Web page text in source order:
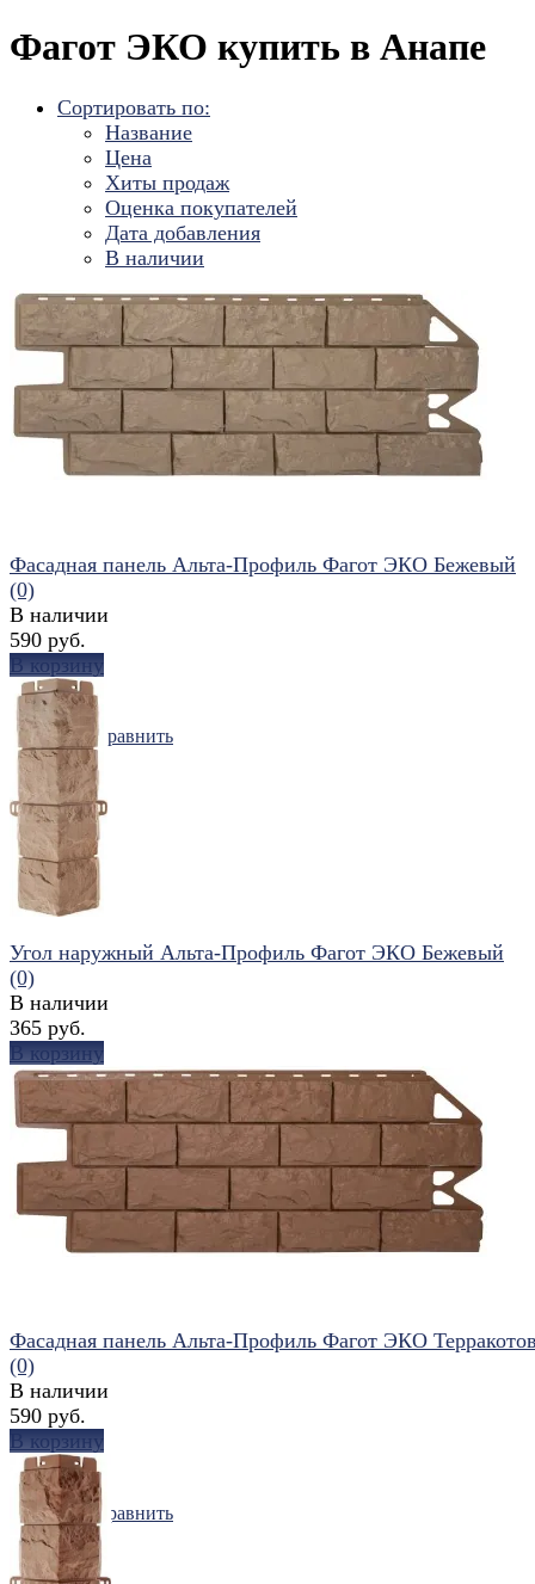
Фагот ЭКО купить в Анапе
Сортировать по:
Название
Цена
Хиты продаж
Оценка покупателей
Дата добавления
В наличии
избранное сравнить
Фасадная панель Альта-Профиль Фагот ЭКО Бежевый
(0)
В наличии
590 руб.
В корзину
избранное сравнить
Угол наружный Альта-Профиль Фагот ЭКО Бежевый
(0)
В наличии
365 руб.
В корзину
избранное сравнить
Фасадная панель Альта-Профиль Фагот ЭКО
(0)
В наличии
590 руб.
В корзину